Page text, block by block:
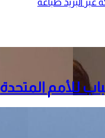
عبر البريد طباعة
للأمم المتحدة